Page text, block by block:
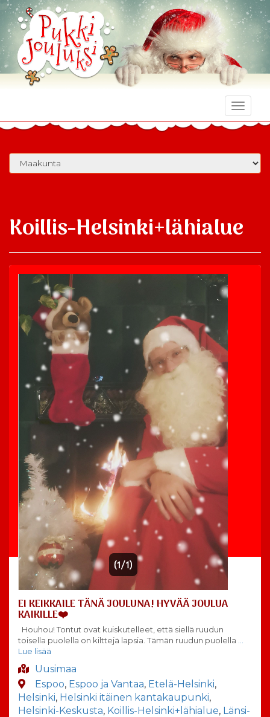
Toggle
Koillis-Helsinki+lähialue
EI KEIKKAILE TÄNÄ JOULUNA! HYVÄÄ JOULUA
KAIKILLE❤️
Houhou! Tontut ovat kuiskutelleet, että siellä ruudun
toisella puolella on kilttejä lapsia. Tämän ruudun puolella
Lue lisää
Uusimaa
Espoo, Espoo ja Vantaa, Etelä-Helsinki,
Helsinki, Helsinki itäinen kantakaupunki,
Helsinki-Keskusta, Koillis-Helsinki+lähialue, Länsi-